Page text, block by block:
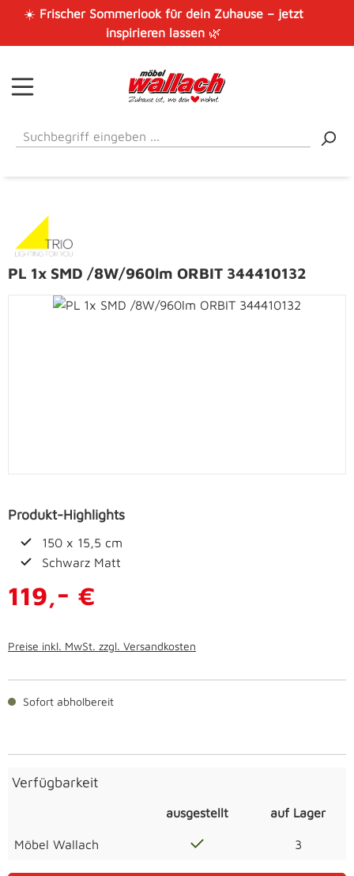
Zum Hauptinhalt springen
☀️ Frischer Sommerlook für dein Zuhause – jetzt
inspirieren lassen🌿
Bildergalerie überspringen
PL 1x SMD /8W/960lm ORBIT 344410132
Produkt-Highlights
150 x 15,5 cm
Schwarz Matt
119,- €
Preise inkl. MwSt. zzgl. Versandkosten
Sofort abholbereit
Verfügbarkeit
ausgestellt auf Lager
Möbel Wallach 3